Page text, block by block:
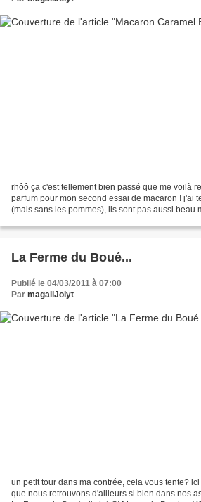
rhôô ça c'est tellement bien passé que me voilà
parfum pour mon second essai de macaron ! j'ai
(mais sans les pommes), ils sont pas aussi beau
La Ferme du Boué...
Publié le 04/03/2011 à 07:00
Par magaliJolyt
un petit tour dans ma contrée, cela vous tente?
que nous retrouvons d'ailleurs si bien dans nos